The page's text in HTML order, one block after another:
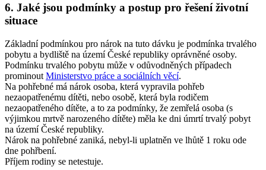
6. Jaké jsou podmínky a postup pro řešení životní
situace
Základní podmínkou pro nárok na tuto dávku je podmínka trvalého
pobytu a bydliště na území České republiky oprávněné osoby.
Podmínku trvalého pobytu může v odůvodněných případech
prominout Ministerstvo práce a sociálních věcí.
Na pohřebné má nárok osoba, která vypravila pohřeb
nezaopatřenému dítěti, nebo osobě, která byla rodičem
nezaopatřeného dítěte, a to za podmínky, že zemřelá osoba (s
výjimkou mrtvě narozeného dítěte) měla ke dni úmrtí trvalý pobyt
na území České republiky.
Nárok na pohřebné zaniká, nebyl-li uplatněn ve lhůtě 1 roku ode
dne pohřbení.
Příjem rodiny se netestuje.